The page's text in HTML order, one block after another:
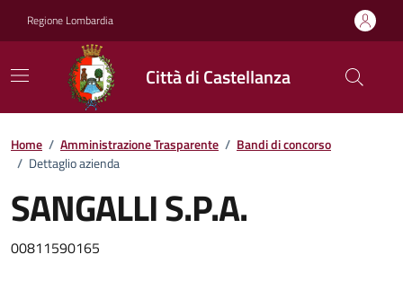
Regione Lombardia
Città di Castellanza
Dettagli dell'ufficio
Home / Amministrazione Trasparente / Bandi di concorso
/ Dettaglio azienda
SANGALLI S.P.A.
00811590165